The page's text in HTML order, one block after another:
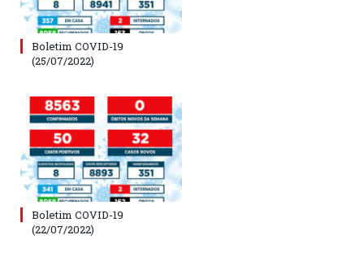
Boletim COVID-19
(25/07/2022)
Boletim COVID-19
(22/07/2022)